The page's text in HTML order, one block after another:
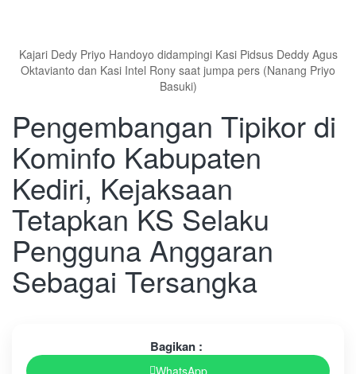
Kajari Dedy Priyo Handoyo didampingi Kasi Pidsus Deddy Agus
Oktavianto dan Kasi Intel Rony saat jumpa pers (Nanang Priyo
Basuki)
Pengembangan Tipikor di
Kominfo Kabupaten
Kediri, Kejaksaan
Tetapkan KS Selaku
Pengguna Anggaran
Sebagai Tersangka
Bagikan :
WhatsApp